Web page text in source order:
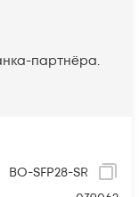
BO-SFP28-SR
партнёра.